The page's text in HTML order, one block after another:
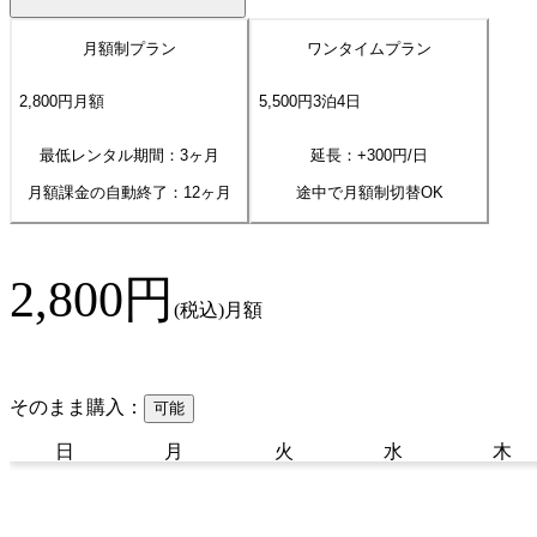
月額制プラン
2,800円 月額
最低レンタル期間：3ヶ月
月額課金の自動終了： 12ヶ月
ワンタイムプラン
5,500円3泊4 日
延長：+300円/日
途中で月額制切替OK
2,800円 (税込)月額
そのまま購入： 可能
日 月 火 水 木